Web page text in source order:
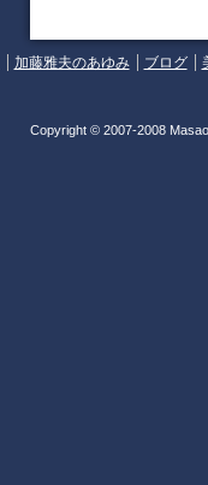
加藤雅夫のあゆみ ブログ
Copyright © 2007-2008